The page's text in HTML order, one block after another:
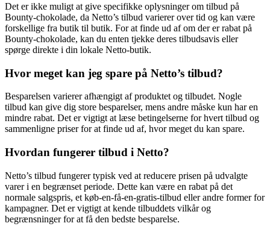
Det er ikke muligt at give specifikke oplysninger om tilbud på
Bounty-chokolade, da Netto’s tilbud varierer over tid og kan være
forskellige fra butik til butik. For at finde ud af om der er rabat på
Bounty-chokolade, kan du enten tjekke deres tilbudsavis eller
spørge direkte i din lokale Netto-butik.
Hvor meget kan jeg spare på Netto’s tilbud?
Besparelsen varierer afhængigt af produktet og tilbudet. Nogle
tilbud kan give dig store besparelser, mens andre måske kun har en
mindre rabat. Det er vigtigt at læse betingelserne for hvert tilbud og
sammenligne priser for at finde ud af, hvor meget du kan spare.
Hvordan fungerer tilbud i Netto?
Netto’s tilbud fungerer typisk ved at reducere prisen på udvalgte
varer i en begrænset periode. Dette kan være en rabat på det
normale salgspris, et køb-en-få-en-gratis-tilbud eller andre former for
kampagner. Det er vigtigt at kende tilbuddets vilkår og
begrænsninger for at få den bedste besparelse.